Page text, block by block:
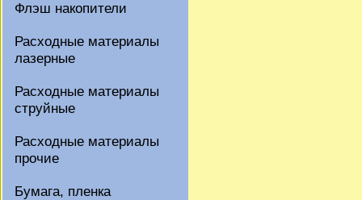
Флэш накопители
Расходные материалы
лазерные
Расходные материалы
струйные
Расходные материалы
прочие
Бумага, пленка